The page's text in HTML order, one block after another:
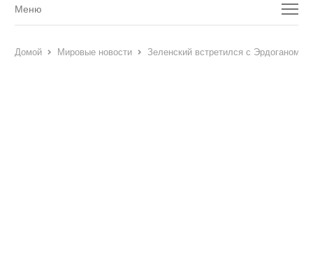
Menu
Меню
Домой Мировые новости Зеленский встретился с Эрдоганом в